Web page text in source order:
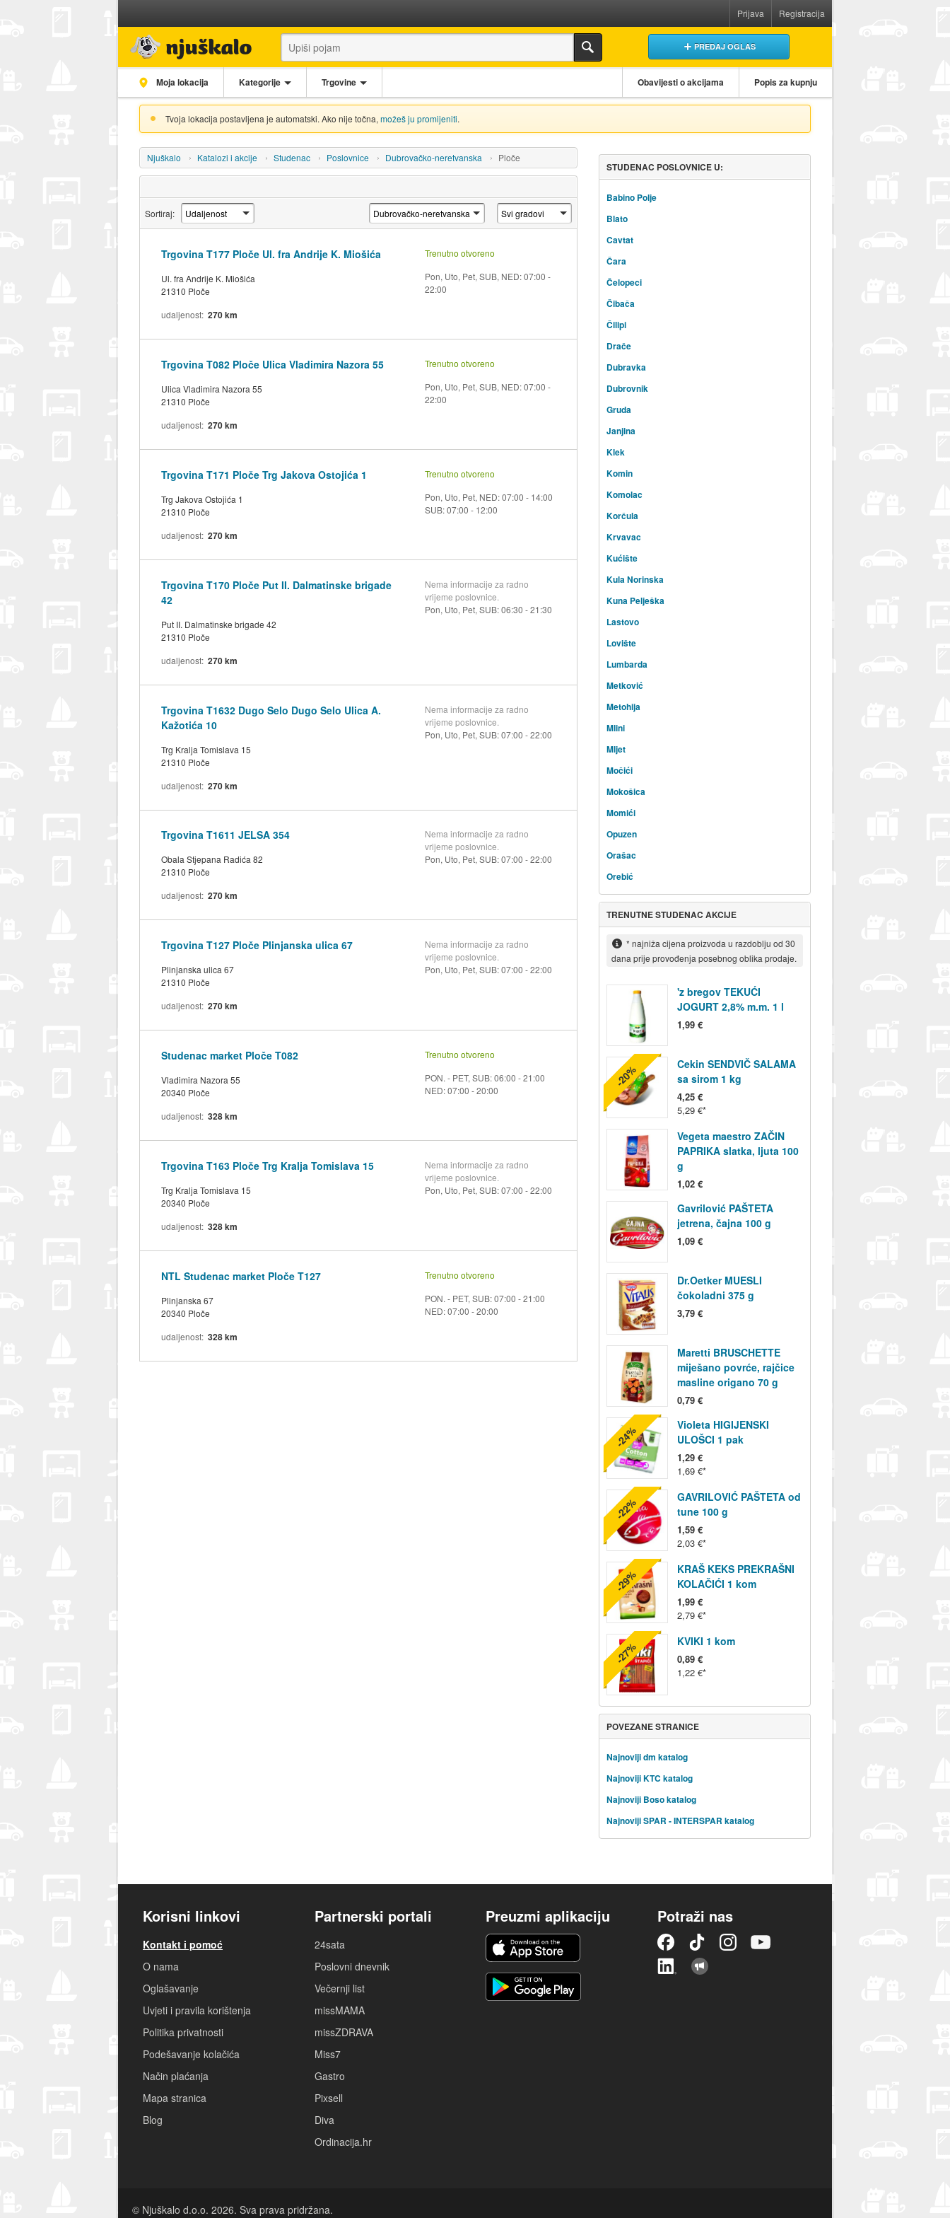
Prijava Registracija
PREDAJ OGLAS
Moja lokacija Kategorije Trgovine Obavijesti o akcijama Popis za kupnju
Tvoja lokacija postavljena je automatski. Ako nije točna, možeš ju promijeniti.
Njuškalo Katalozi i akcije Studenac Poslovnice Dubrovačko-neretvanska Ploče
Sortiraj:
Trgovina T177 Ploče Ul. fra Andrije K. Miošića
Ul. fra Andrije K. Miošića
21310 Ploče
Trenutno otvoreno
Pon, Uto, Pet, SUB, NED: 07:00 -
22:00
udaljenost 270 km
Trgovina T082 Ploče Ulica Vladimira Nazora 55
Ulica Vladimira Nazora 55
21310 Ploče
Trenutno otvoreno
Pon, Uto, Pet, SUB, NED: 07:00 -
22:00
udaljenost 270 km
Trgovina T171 Ploče Trg Jakova Ostojića 1
Trg Jakova Ostojića 1
21310 Ploče
Trenutno otvoreno
Pon, Uto, Pet, NED: 07:00 - 14:00
SUB: 07:00 - 12:00
udaljenost 270 km
Trgovina T170 Ploče Put II. Dalmatinske brigade
42
Put II. Dalmatinske brigade 42
21310 Ploče
Nema informacije za radno
vrijeme poslovnice.
Pon, Uto, Pet, SUB: 06:30 - 21:30
udaljenost 270 km
Trgovina T1632 Dugo Selo Dugo Selo Ulica A.
Kažotića 10
Trg Kralja Tomislava 15
21310 Ploče
Nema informacije za radno
vrijeme poslovnice.
Pon, Uto, Pet, SUB: 07:00 - 22:00
udaljenost 270 km
Trgovina T1611 JELSA 354
Obala Stjepana Radića 82
21310 Ploče
Nema informacije za radno
vrijeme poslovnice.
Pon, Uto, Pet, SUB: 07:00 - 22:00
udaljenost 270 km
Trgovina T127 Ploče Plinjanska ulica 67
Plinjanska ulica 67
21310 Ploče
Nema informacije za radno
vrijeme poslovnice.
Pon, Uto, Pet, SUB: 07:00 - 22:00
udaljenost 270 km
Studenac market Ploče T082
Vladimira Nazora 55
20340 Ploče
Trenutno otvoreno
PON. - PET, SUB: 06:00 - 21:00
NED: 07:00 - 20:00
udaljenost 328 km
Trgovina T163 Ploče Trg Kralja Tomislava 15
Trg Kralja Tomislava 15
20340 Ploče
Nema informacije za radno
vrijeme poslovnice.
Pon, Uto, Pet, SUB: 07:00 - 22:00
udaljenost 328 km
NTL Studenac market Ploče T127
Plinjanska 67
20340 Ploče
Trenutno otvoreno
PON. - PET, SUB: 07:00 - 21:00
NED: 07:00 - 20:00
udaljenost 328 km
STUDENAC POSLOVNICE U:
Babino Polje
Blato
Cavtat
Čara
Čelopeci
Čibača
Čilipi
Drače
Dubravka
Dubrovnik
Gruda
Janjina
Klek
Komin
Komolac
Korčula
Krvavac
Kućište
Kula Norinska
Kuna Pelješka
Lastovo
Lovište
Lumbarda
Metković
Metohija
Mlini
Mljet
Močići
Mokošica
Momići
Opuzen
Orašac
Orebić
TRENUTNE STUDENAC AKCIJE
* najniža cijena proizvoda u razdoblju od 30
dana prije provođenja posebnog oblika prodaje.
'z bregov TEKUĆI
JOGURT 2,8% m.m. 1 l
1,99 €
Cekin SENDVIČ SALAMA
sa sirom 1 kg
4,25 €
5,29 €
-20%
Vegeta maestro ZAČIN
PAPRIKA slatka, ljuta 100
g
1,02 €
Gavrilović PAŠTETA
jetrena, čajna 100 g
1,09 €
Dr.Oetker MUESLI
čokoladni 375 g
3,79 €
Maretti BRUSCHETTE
miješano povrće, rajčice
masline origano 70 g
0,79 €
Violeta HIGIJENSKI
ULOŠCI 1 pak
1,29 €
1,69 €
-24%
GAVRILOVIĆ PAŠTETA od
tune 100 g
1,59 €
2,03 €
-22%
KRAŠ KEKS PREKRAŠNI
KOLAČIĆI 1 kom
1,99 €
2,79 €
-29%
KVIKI 1 kom
0,89 €
1,22 €
-27%
POVEZANE STRANICE
Najnoviji dm katalog
Najnoviji KTC katalog
Najnoviji Boso katalog
Najnoviji SPAR - INTERSPAR katalog
Korisni linkovi
Kontakt i pomoć
O nama
Oglašavanje
Uvjeti i pravila korištenja
Politika privatnosti
Podešavanje kolačića
Način plaćanja
Mapa stranica
Blog
Partnerski portali
24sata
Poslovni dnevnik
Večernji list
missMAMA
missZDRAVA
Miss7
Gastro
Pixsell
Diva
Ordinacija.hr
Preuzmi aplikaciju Potraži nas
© Njuškalo d.o.o. 2026. Sva prava pridržana.